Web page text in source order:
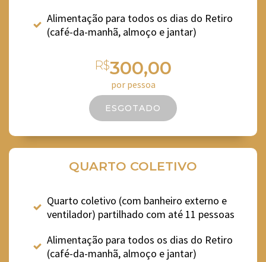
Alimentação para todos os dias do Retiro
(café-da-manhã, almoço e jantar)
R$300,00
por pessoa
ESGOTADO
QUARTO COLETIVO
Quarto coletivo (com banheiro externo e
ventilador) partilhado com até 11 pessoas
Alimentação para todos os dias do Retiro
(café-da-manhã, almoço e jantar)